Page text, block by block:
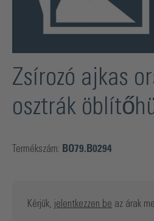
Zsírozó ajkas
osztrák
Termékszám: BO79.B0294
Kérjük, jelentkezzen be az árak